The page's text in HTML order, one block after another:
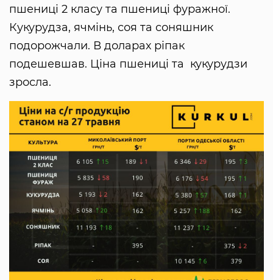
пшениці 2 класу та пшениці фуражної.
Кукурудза, ячмінь, соя та соняшник
подорожчали. В доларах ріпак
подешевшав. Ціна пшениці та кукурудзи
зросла.